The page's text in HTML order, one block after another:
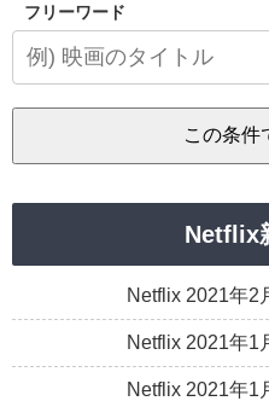
フリーワード
Netflix
Netflix 2021年2
Netflix 2021年1
Netflix 2021年1